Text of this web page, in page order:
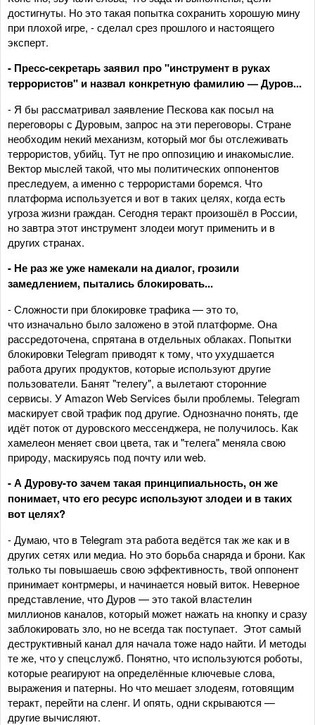
достигнуты. Но это такая попытка сохранить хорошую мину
при плохой игре, - сделал срез прошлого и настоящего
эксперт.
- Пресс-секретарь заявил про "инструмент в руках
террористов" и назвал конкретную фамилию — Дуров...
- Я бы рассматривал заявление Пескова как посыл на
переговоры с Дуровым, запрос на эти переговоры. Стране
необходим некий механизм, который мог бы отслеживать
террористов, убийц. Тут не про оппозицию и инакомыслие.
Вектор мыслей такой, что мы политических оппонентов
преследуем, а именно с террористами боремся. Что
платформа используется и вот в таких целях, когда есть
угроза жизни граждан. Сегодня теракт произошёл в России,
но завтра этот инструмент злодеи могут применить и в
других странах.
- Не раз же уже намекали на диалог, грозили
замедлением, пытались блокировать...
- Сложности при блокировке трафика — это то,
что изначально было заложено в этой платформе. Она
рассредоточена, спрятана в отдельных облаках. Попытки
блокировки Telegram приводят к тому, что ухудшается
работа других продуктов, которые используют другие
пользователи. Банят "телегу", а вылетают сторонние
сервисы. У Amazon Web Services были проблемы. Telegram
маскирует свой трафик под другие. Однозначно понять, где
идёт поток от дуровского мессенджера, не получилось. Как
хамелеон меняет свои цвета, так и "телега" меняла свою
природу, маскируясь под почту или web.
- А Дурову-то зачем такая принципиальность, он же
понимает, что его ресурс используют злодеи и в таких
вот целях?
- Думаю, что в Telegram эта работа ведётся так же как и в
других сетях или медиа. Но это борьба снаряда и брони. Как
только ты повышаешь свою эффективность, твой оппонент
принимает контрмеры, и начинается новый виток. Неверное
представление, что Дуров — это такой властелин
миллионов каналов, который может нажать на кнопку и сразу
заблокировать зло, но не всегда так поступает. Этот самый
деструктивный канал для начала тоже надо найти. И методы
те же, что у спецслужб. Понятно, что используются роботы,
которые реагируют на определённые ключевые слова,
выражения и патерны. Но что мешает злодеям, готовящим
теракт, перейти на сленг. И опять, одни скрываются —
другие вычисляют.